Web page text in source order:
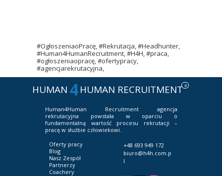
R
HUMAN RECRUITMENT
4
Human4Human Recruitment agencja
rekrutacyjna powstała w oparciu o
fundamentalną wartość procesu rekrutacji –
pracę w służbie człowiekowi.
HUMAN
Oferty pracy
Blog
Nasz Zespół
Partnerzy
Coachery
+48 693 949 172
biuro@h4h.com.p
l
#OgłoszeniaoPracę, #Rekrutacja, #Headhunter,
#Human4HumanRecruitment, #H4H, #praca,
#ogłoszeniaopracę, #ofertypracy,
#agencjarekrutacyjna,